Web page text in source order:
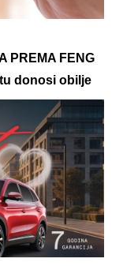
PREMA FENG
donosi obilje